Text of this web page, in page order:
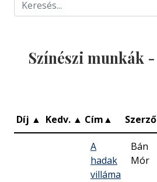
Színészi munkák -
Díj ▲ Kedv. ▲ Cím▲ Szerző
A
hadak
villáma
Bán
Mór